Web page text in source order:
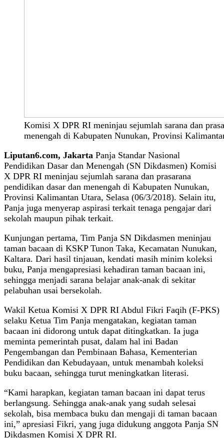
Komisi X DPR RI meninjau sejumlah sarana dan
menengah di Kabupaten Nunukan, Provinsi
Liputan6.com, Jakarta Panja Standar Nasional
Pendidikan Dasar dan Menengah (SN Dikdasmen) Komisi
X DPR RI meninjau sejumlah sarana dan prasarana
pendidikan dasar dan menengah di Kabupaten Nunukan,
Provinsi Kalimantan Utara, Selasa (06/3/2018). Selain itu,
Panja juga menyerap aspirasi terkait tenaga pengajar dari
sekolah maupun pihak terkait.
Kunjungan pertama, Tim Panja SN Dikdasmen meninjau
taman bacaan di KSKP Tunon Taka, Kecamatan Nunukan,
Kaltara. Dari hasil tinjauan, kendati masih minim koleksi
buku, Panja mengapresiasi kehadiran taman bacaan ini,
sehingga menjadi sarana belajar anak-anak di sekitar
pelabuhan usai bersekolah.
Wakil Ketua Komisi X DPR RI Abdul Fikri Faqih (F-PKS)
selaku Ketua Tim Panja mengatakan, kegiatan taman
bacaan ini didorong untuk dapat ditingkatkan. Ia juga
meminta pemerintah pusat, dalam hal ini Badan
Pengembangan dan Pembinaan Bahasa, Kementerian
Pendidikan dan Kebudayaan, untuk menambah koleksi
buku bacaan, sehingga turut meningkatkan literasi.
“Kami harapkan, kegiatan taman bacaan ini dapat terus
berlangsung. Sehingga anak-anak yang sudah selesai
sekolah, bisa membaca buku dan mengaji di taman bacaan
ini,” apresiasi Fikri, yang juga didukung anggota Panja SN
Dikdasmen Komisi X DPR RI.